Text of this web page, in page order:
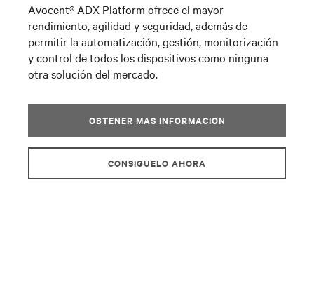
Avocent® ADX Platform ofrece el mayor
rendimiento, agilidad y seguridad, además de
permitir la automatización, gestión, monitorización
y control de todos los dispositivos como ninguna
otra solución del mercado.
OBTENER MAS INFORMACION
CONSIGUELO AHORA